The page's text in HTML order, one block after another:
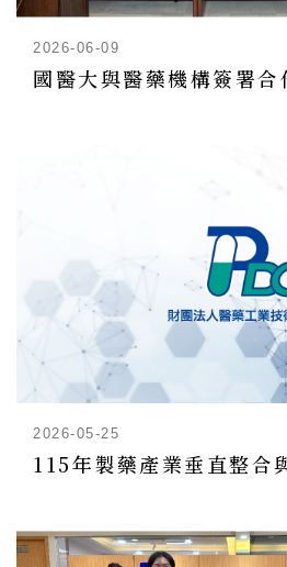
2026-06-09
2026-05-25